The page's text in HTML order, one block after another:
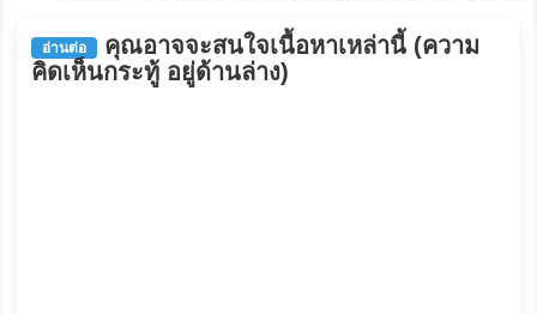
อ่านต่อ
คุณอาจจะสนใจเนื้อหาเหล่านี้ (ความ
คิดเห็นกระทู้ อยู่ด้านล่าง)